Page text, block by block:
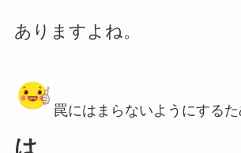
ありますよね。
罠にはまらないようにする
は